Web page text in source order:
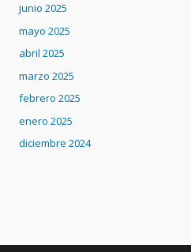
junio 2025
mayo 2025
abril 2025
marzo 2025
febrero 2025
enero 2025
diciembre 2024